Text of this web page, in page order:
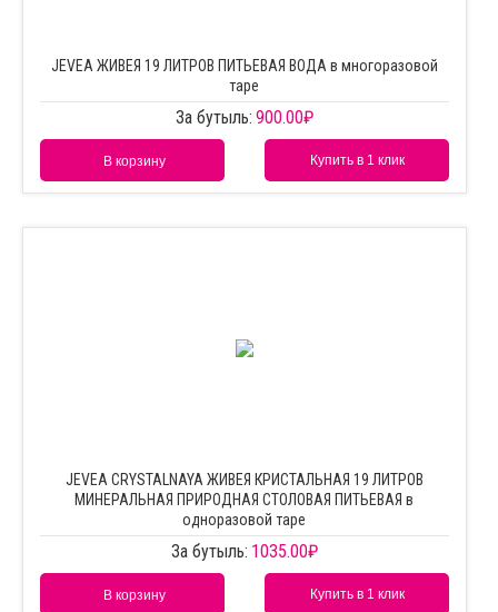
JEVEA ЖИВЕЯ 19 ЛИТРОВ ПИТЬЕВАЯ ВОДА в многоразовой
таре
За бутыль: 900.00₽
В корзину Купить в 1 клик
JEVEA CRYSTALNAYA ЖИВЕЯ КРИСТАЛЬНАЯ 19 ЛИТРОВ
МИНЕРАЛЬНАЯ ПРИРОДНАЯ СТОЛОВАЯ ПИТЬЕВАЯ в
одноразовой таре
За бутыль: 1035.00₽
В корзину Купить в 1 клик